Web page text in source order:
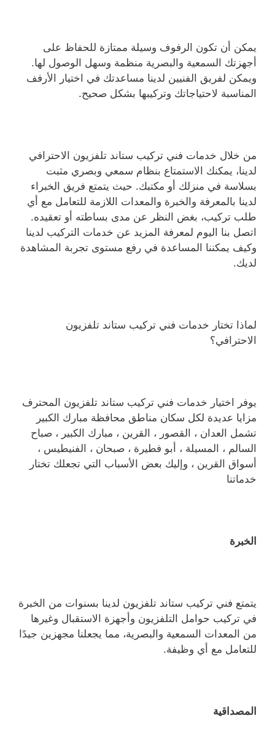
يمكن أن تكون الرفوف وسيلة ممتازة للحفاظ على
أجهزتك السمعية والبصرية منظمة وسهل الوصول لها.
ويمكن لفريق الفنيين لدينا مساعدتك في اختيار الأرفف
المناسبة لاحتياجاتك وتركيبها بشكل صحيح.
من خلال خدمات فني تركيب ستاند تلفزيون الاحترافي
لدينا، يمكنك الاستمتاع بنظام سمعي وبصري مثبت
بسلاسة في منزلك أو مكتبك. حيث يتمتع فريق الخبراء
لدينا بالمعرفة والخبرة والمعدات اللازمة للتعامل مع أي
طلب تركيب، بغض النظر عن مدى بساطته أو تعقيده.
اتصل بنا اليوم لمعرفة المزيد عن خدمات التركيب لدينا
وكيف يمكننا المساعدة في رفع مستوى تجربة المشاهدة
لديك.
لماذا تختار خدمات فني تركيب ستاند تلفزيون
الاحترافي؟
يوفر اختيار خدمات فني تركيب ستاند تلفزيون المحترف
مزايا عديدة لكل سكان مناطق محافظة مبارك الكبير
تشمل العدان ، القصور ، القرين ، مبارك الكبير ، صباح
السالم ، المسيلة ، أبو فطيرة ، صبحان ، الفنيطيس ،
أسواق القرين ، وإليك بعض الأسباب التي تجعلك تختار
خدماتنا
الخبرة
يتمتع فني تركيب ستاند تلفزيون لدينا بسنوات من الخبرة
في تركيب حوامل التلفزيون وأجهزة الاستقبال وغيرها
من المعدات السمعية والبصرية، مما يجعلنا مجهزين جيدًا
للتعامل مع أي وظيفة.
المصداقية